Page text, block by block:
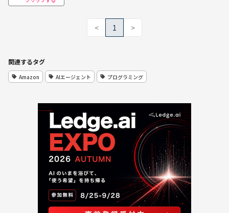
< 1 >
関連するタグ
Amazon AIエージェント プログラミング